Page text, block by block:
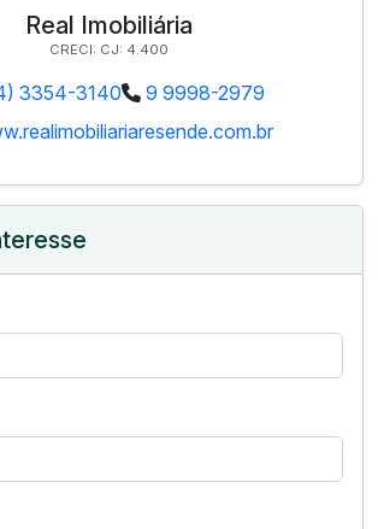
Real Imobiliária
CRECI: CJ: 4.400
3354-3140
9 9998-2979